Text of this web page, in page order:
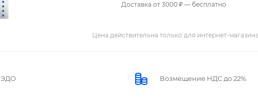
Доставка от 3000 ₽ — бесплатно
Цена действительна только для интернет-
ЭДО Возмещение НДС до 22%